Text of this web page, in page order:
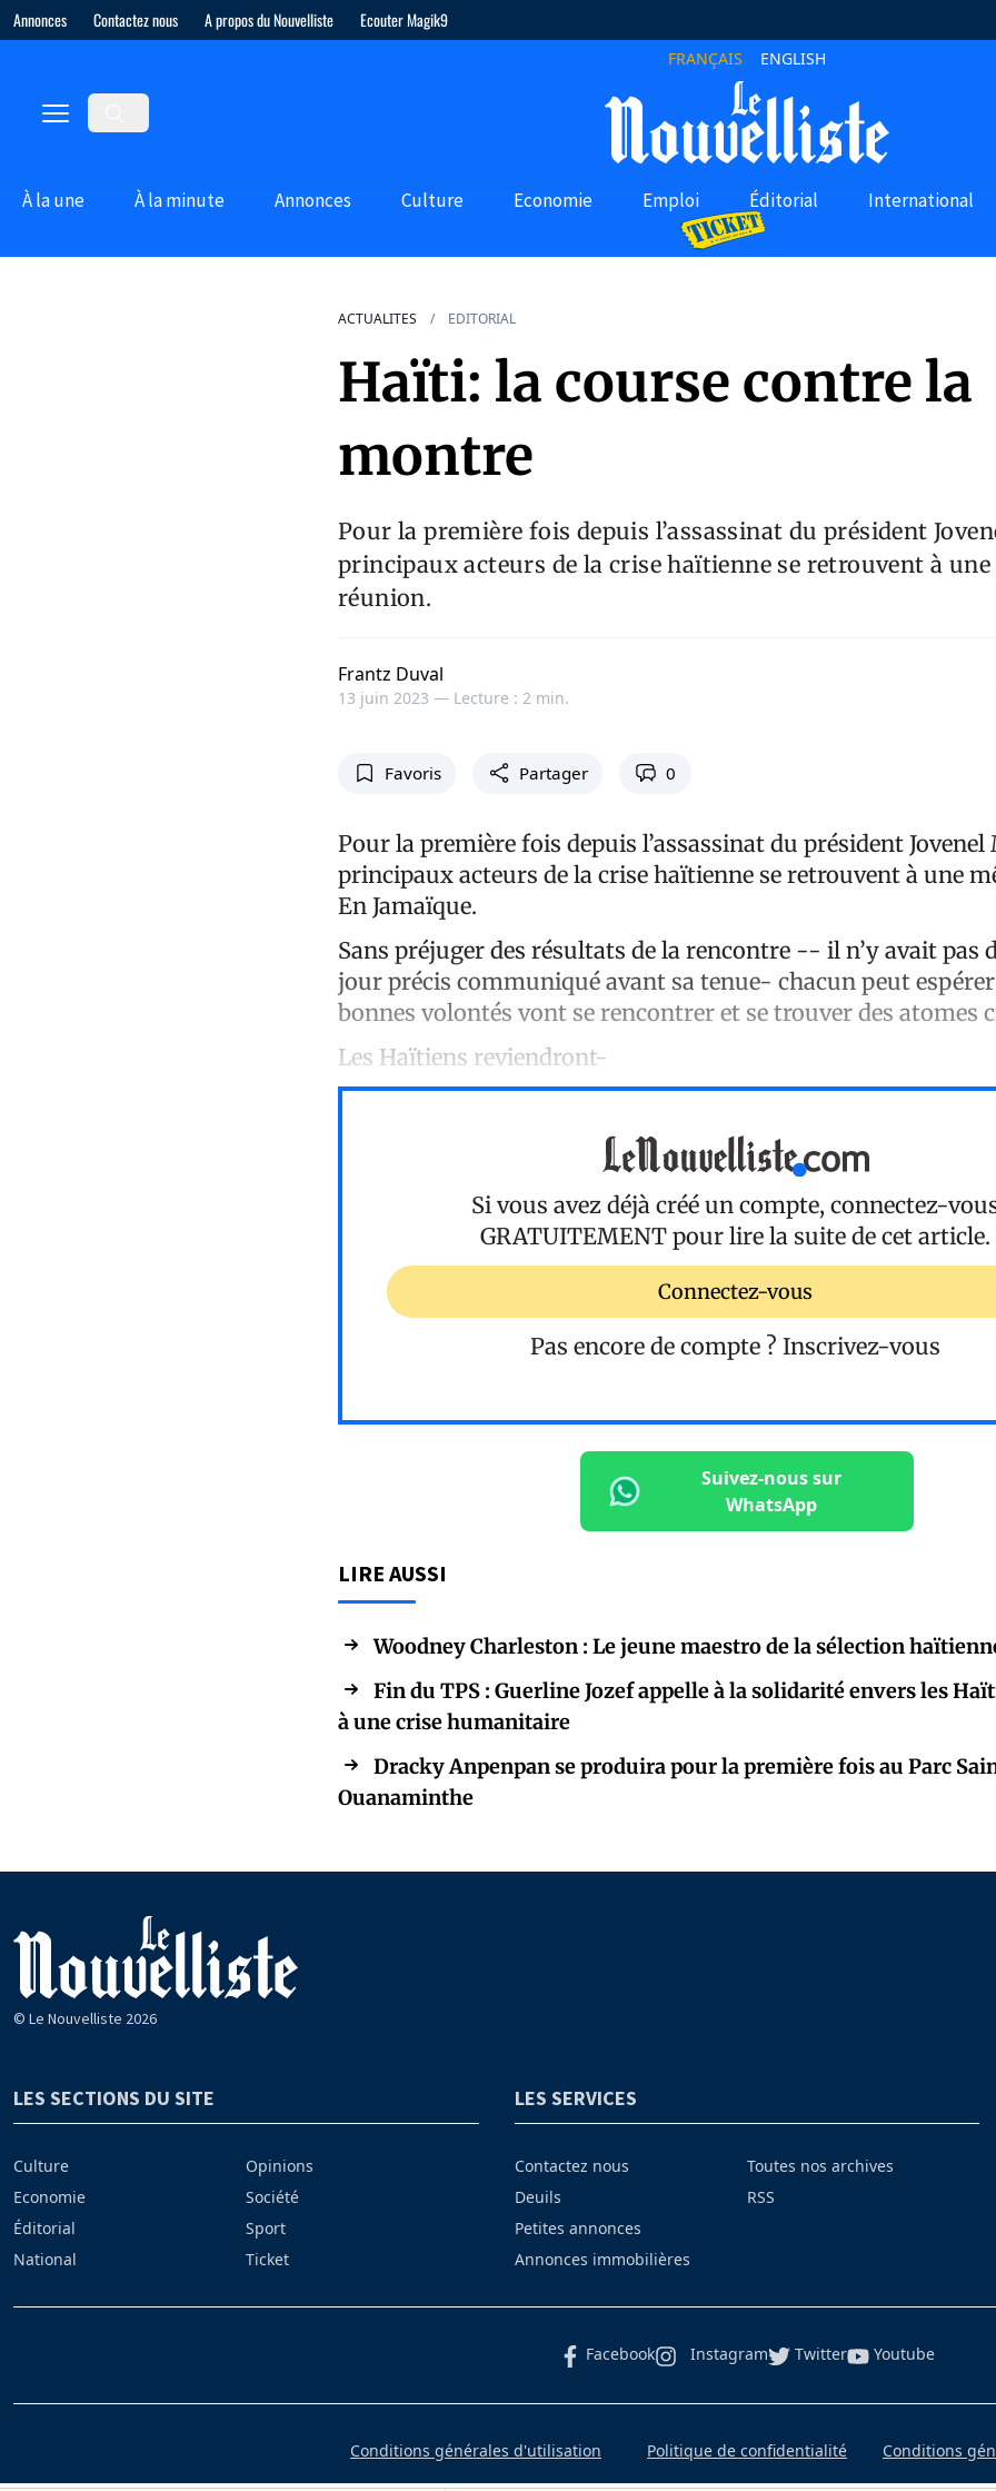
Annonces Contactez nous A propos du Nouvelliste Ecouter Magik9
FRANÇAIS ENGLISH
À la une À la minute Annonces Culture Economie Emploi Éditorial International
ACTUALITES EDITORIAL
Haïti: la course contre la
montre
Pour la première fois depuis l’assassinat du président
principaux acteurs de la crise haïtienne se retrouvent à une
réunion.
Frantz Duval
13 juin 2023 — Lecture : 2 min.
Favoris Partager 0
Pour la première fois depuis l’assassinat du président Jovenel
principaux acteurs de la crise haïtienne se retrouvent à une
En Jamaïque.
Sans préjuger des résultats de la rencontre -- il n’y avait pas
jour précis communiqué avant sa tenue- chacun peut espérer
bonnes volontés vont se rencontrer et se trouver des atomes
Les Haïtiens reviendront-
Si vous avez déjà créé un compte, connectez-
GRATUITEMENT pour lire la suite de cet article.
Connectez-vous
Pas encore de compte ? Inscrivez-vous
Suivez-nous sur
WhatsApp
LIRE AUSSI
Woodney Charleston : Le jeune maestro de la sélection
Fin du TPS : Guerline Jozef appelle à la solidarité envers les
à une crise humanitaire
Dracky Anpenpan se produira pour la première fois au Parc
Ouanaminthe
© Le Nouvelliste 2026
LES SECTIONS DU SITE
Culture
Economie
Éditorial
National
Opinions
Société
Sport
Ticket
LES SERVICES
Contactez nous
Deuils
Petites annonces
Annonces immobilières
Toutes nos archives
RSS
Facebook Instagram Twitter Youtube
Conditions générales d'utilisation Politique de confidentialité Conditions